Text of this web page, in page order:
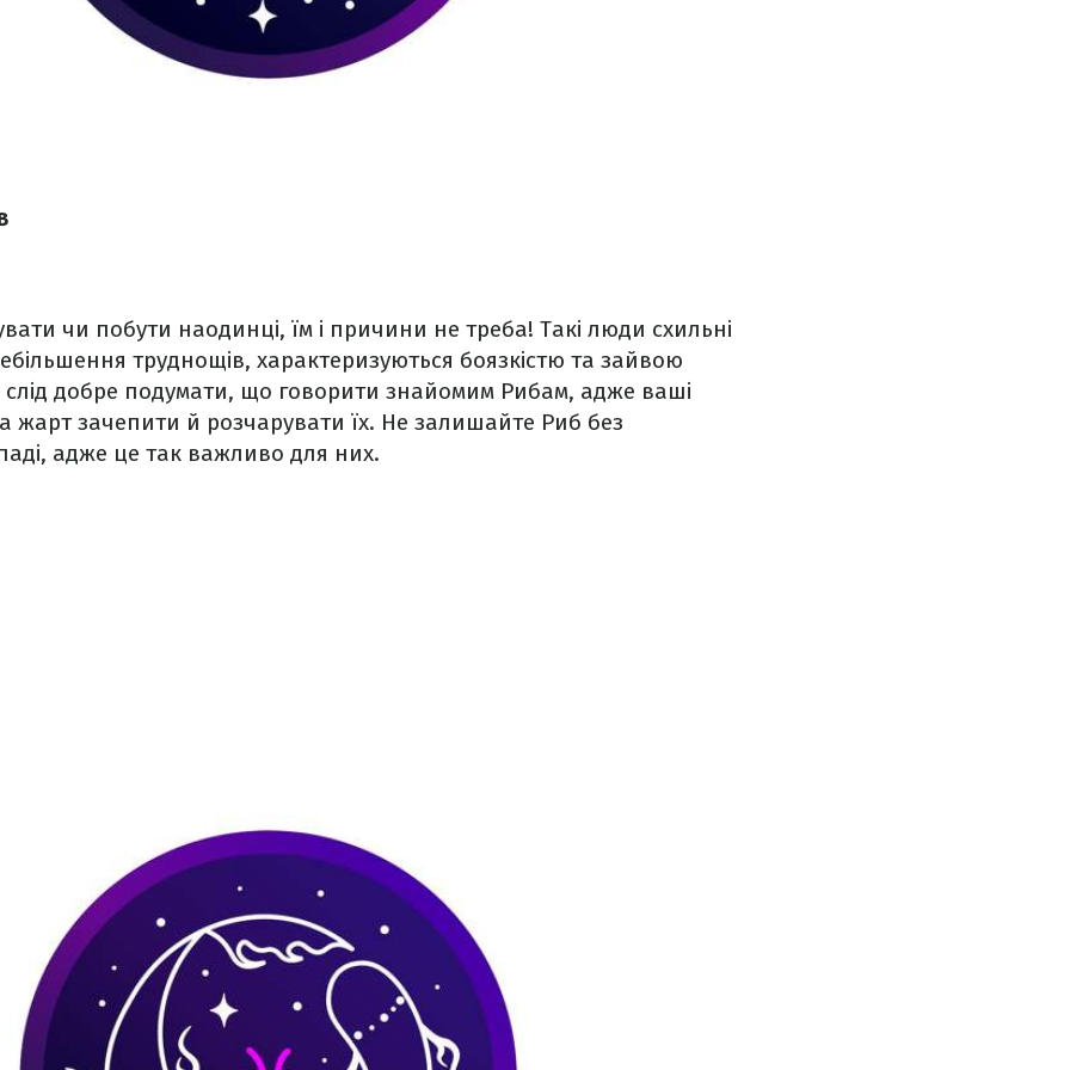
чи побути наодинці, їм і причини не треба! Такі люди схильні
труднощів, характеризуються боязкістю та зайвою
слід добре подумати, що говорити знайомим Рибам, адже ваші
жарт зачепити й розчарувати їх. Не залишайте Риб без
адже це так важливо для них.​​​​​​